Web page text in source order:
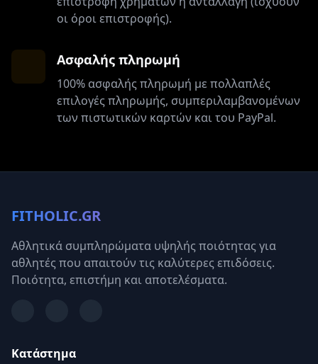
οι όροι επιστροφής).
Ασφαλής πληρωμή
100% ασφαλής πληρωμή με πολλαπλές
επιλογές πληρωμής, συμπεριλαμβανομένων
των πιστωτικών καρτών και του PayPal.
FITHOLIC.GR
Αθλητικά συμπληρώματα υψηλής ποιότητας για
αθλητές που απαιτούν τις καλύτερες επιδόσεις.
Ποιότητα, επιστήμη και αποτελέσματα.
Κατάστημα